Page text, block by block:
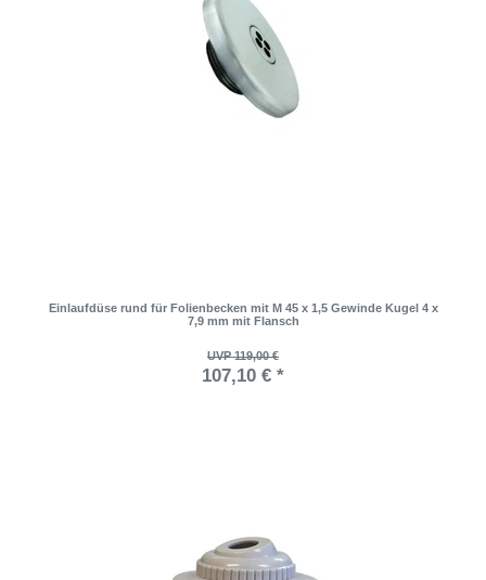
Einlaufdüse rund für Folienbecken mit M 45 x 1,5 Gewinde Kugel 4 x
7,9 mm mit Flansch
UVP 119,00 €
107,10 € *